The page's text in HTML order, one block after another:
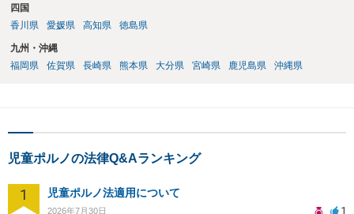
四国
香川県
愛媛県 高知県 徳島県
九州・沖縄
福岡県
佐賀県 長崎県 熊本県 大分県 宮崎県 鹿児島県 沖縄県
児童ポルノの法律Q&Aランキング
1 児童ポルノ法適用について
2026年7月30日 1